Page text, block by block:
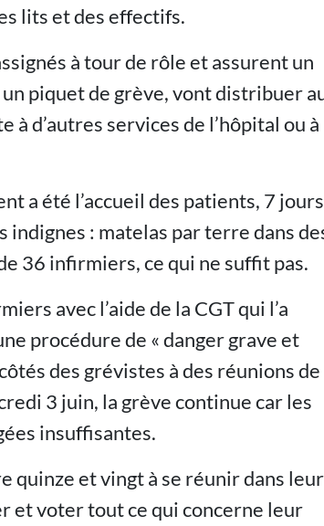
lits et des effectifs.
à tour de rôle et assurent un
piquet de grève, vont distribuer
d’autres services de l’hôpital ou à
a été l’accueil des patients, 7
indignes : matelas par terre dans
36 infirmiers, ce qui ne suffit pas.
avec l’aide de la CGT qui l’a
procédure de « danger grave et
des grévistes à des réunions de
3 juin, la grève continue car les
insuffisantes.
quinze et vingt à se réunir dans leur
et voter tout ce qui concerne leur